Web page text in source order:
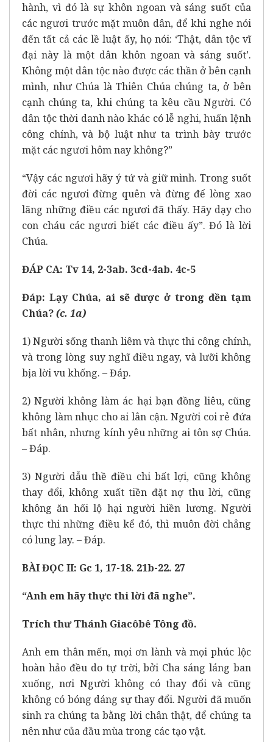
hành, vì đó là sự khôn ngoan và sáng suốt của
các ngươi trước mặt muôn dân, để khi nghe nói
đến tất cả các lề luật ấy, họ nói: ‘Thật, dân tộc vĩ
đại này là một dân khôn ngoan và sáng suốt’.
Không một dân tộc nào được các thần ở bên cạnh
mình, như Chúa là Thiên Chúa chúng ta, ở bên
cạnh chúng ta, khi chúng ta kêu cầu Người. Có
dân tộc thời danh nào khác có lễ nghi, huấn lệnh
công chính, và bộ luật như ta trình bày trước
mặt các ngươi hôm nay không?”
“Vậy các ngươi hãy ý tứ và giữ mình. Trong suốt
đời các ngươi đừng quên và đừng để lòng xao
lãng những điều các ngươi đã thấy. Hãy dạy cho
con cháu các ngươi biết các điều ấy”. Đó là lời
Chúa.
ĐÁP CA: Tv 14, 2-3ab. 3cd-4ab. 4c-5
Đáp: Lạy Chúa, ai sẽ được ở trong đền tạm
Chúa?(c. 1a)
1) Người sống thanh liêm và thực thi công chính,
và trong lòng suy nghĩ điều ngay, và lưỡi không
bịa lời vu khống. – Đáp.
2) Người không làm ác hại bạn đồng liêu, cũng
không làm nhục cho ai lân cận. Người coi rẻ đứa
bất nhân, nhưng kính yêu những ai tôn sợ Chúa.
– Đáp.
3) Người dẫu thề điều chi bất lợi, cũng không
thay đổi, không xuất tiền đặt nợ thu lời, cũng
không ăn hối lộ hại người hiền lương. Người
thực thi những điều kể đó, thì muôn đời chẳng
có lung lay. – Đáp.
BÀI ĐỌC II: Gc 1, 17-18. 21b-22. 27
“Anh em hãy thực thi lời đã nghe”.
Trích thư Thánh Giacôbê Tông đồ.
Anh em thân mến, mọi ơn lành và mọi phúc lộc
hoàn hảo đều do tự trời, bởi Cha sáng láng ban
xuống, nơi Người không có thay đổi và cũng
không có bóng dáng sự thay đổi. Người đã muốn
sinh ra chúng ta bằng lời chân thật, để chúng ta
nên như của đầu mùa trong các tạo vật.